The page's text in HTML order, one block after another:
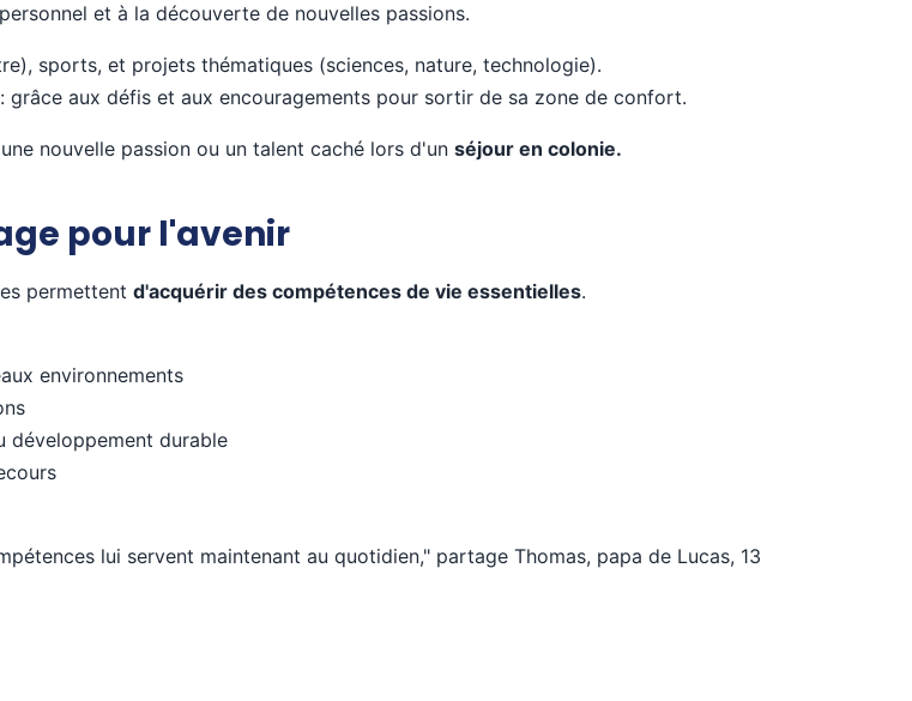
et à la découverte de nouvelles passions.
sports, et projets thématiques (sciences, nature, technologie).
aux défis et aux encouragements pour sortir de sa zone de confort.
nouvelle passion ou un talent caché lors d'un séjour en colonie.
pour l'avenir
permettent d'acquérir des compétences de vie essentielles.
environnements
développement durable
lui servent maintenant au quotidien," partage Thomas, papa de Lucas, 13